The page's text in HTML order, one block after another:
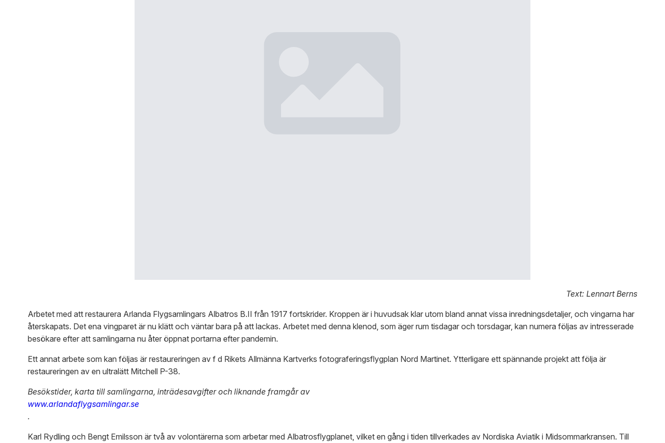
Text: Lennart Berns
Arbetet med att restaurera Arlanda Flygsamlingars Albatros B.II från 1917 fortskrider. Kroppen är i huvudsak klar utom bland annat vissa inredningsdetaljer, och vingarna har
återskapats. Det ena vingparet är nu klätt och väntar bara på att lackas. Arbetet med denna klenod, som äger rum tisdagar och torsdagar, kan numera följas av intresserade
besökare efter att samlingarna nu åter öppnat portarna efter pandemin.
Ett annat arbete som kan följas är restaureringen av f d Rikets Allmänna Kartverks fotograferingsflygplan Nord Martinet. Ytterligare ett spännande projekt att följa är
restaureringen av en ultralätt Mitchell P-38.
Besökstider, karta till samlingarna, inträdesavgifter och liknande framgår av
www.arlandaflygsamlingar.se
.
Karl Rydling och Bengt Emilsson är två av volontärerna som arbetar med Albatrosflygplanet, vilket en gång i tiden tillverkades av Nordiska Aviatik i Midsommarkransen. Till